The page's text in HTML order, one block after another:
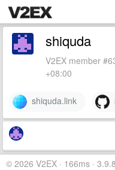
shiquda
V2EX member
+08:00
shiquda.link
© 2026 V2EX · 166ms ·